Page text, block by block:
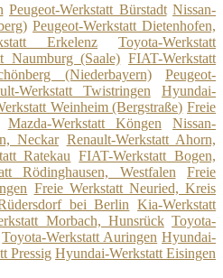
Peugeot-Werkstatt Bürstadt Nissan-
Peugeot-Werkstatt Dietenhofen,
Erkelenz
Toyota-Werkstatt
Naumburg (Saale) FIAT-Werkstatt
(Niederbayern)
Peugeot-
Werkstatt Twistringen
Hyundai-
Weinheim (Bergstraße) Freie
Mazda-Werkstatt Köngen
Nissan-
Neckar Renault-Werkstatt Ahorn,
Ratekau
FIAT-Werkstatt Bogen,
Rödinghausen, Westfalen
Freie
Freie Werkstatt Neuried, Kreis
bei Berlin Kia-Werkstatt
Morbach, Hunsrück Toyota-
Toyota-Werkstatt Auringen Hyundai-
Pressig Hyundai-Werkstatt Eisingen